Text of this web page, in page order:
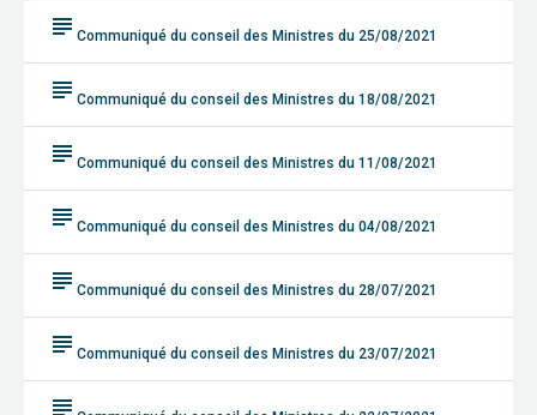
subject Communiqué du conseil des Ministres du 25/08/2021
subject Communiqué du conseil des Ministres du 18/08/2021
subject Communiqué du conseil des Ministres du 11/08/2021
subject Communiqué du conseil des Ministres du 04/08/2021
subject Communiqué du conseil des Ministres du 28/07/2021
subject Communiqué du conseil des Ministres du 23/07/2021
subject